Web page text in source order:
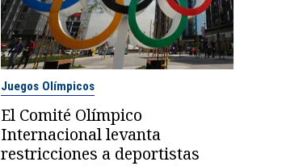
Juegos Olímpicos
El Comité Olímpico
Internacional levanta
restricciones a deportistas